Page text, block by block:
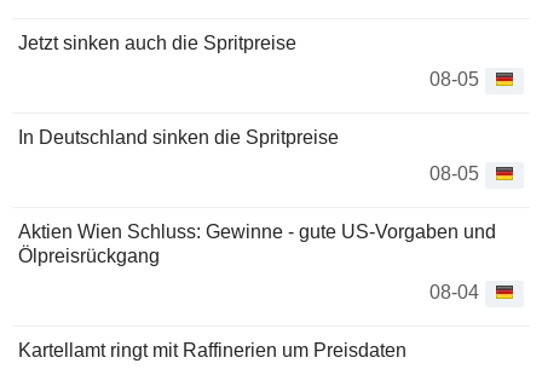
Jetzt sinken auch die Spritpreise
08-05
In Deutschland sinken die Spritpreise
08-05
Aktien Wien Schluss: Gewinne - gute US-Vorgaben und
Ölpreisrückgang
08-04
Kartellamt ringt mit Raffinerien um Preisdaten